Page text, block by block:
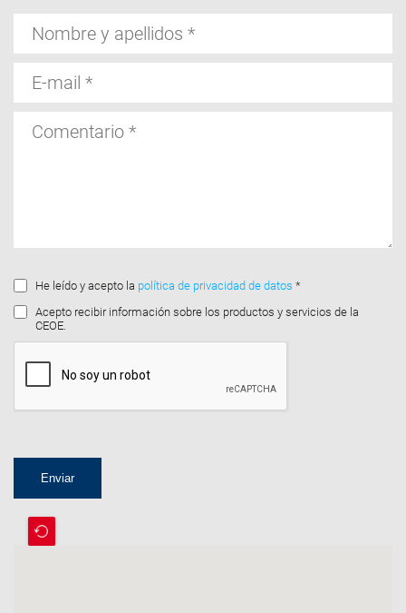
apellidos
mail
He leído y acepto la política de privacidad de datos *
Acepto recibir información sobre los productos y servicios de la
CEOE.